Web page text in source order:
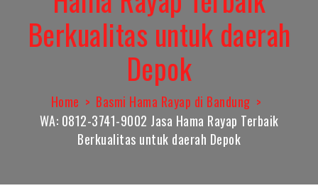
Berkualitas untuk daerah
Depok
Home
Basmi Hama Rayap di Bandung
WA: 0812-3741-9002 Jasa Hama Rayap Terbaik
Berkualitas untuk daerah Depok